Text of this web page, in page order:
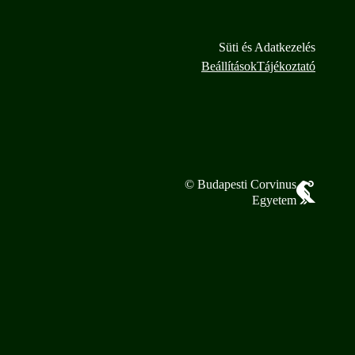
Süti és Adatkezelés
BeállításokTájékoztató
© Budapesti Corvinus
Egyetem